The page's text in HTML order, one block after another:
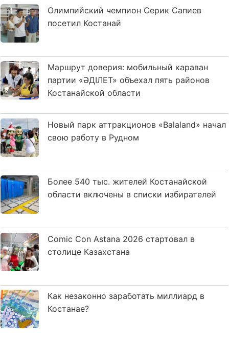
Олимпийский чемпион Серик Сапиев
посетил Костанай
Маршрут доверия: мобильный караван
партии «ӘДІЛЕТ» объехал пять районов
Костанайской области
Новый парк аттракционов «Balaland» начал
свою работу в Рудном
Более 540 тыс. жителей Костанайской
области включены в списки избирателей
Comic Con Astana 2026 стартовал в
столице Казахстана
Как незаконно заработать миллиард в
Костанае?